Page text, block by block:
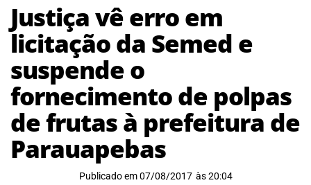
Justiça vê erro em
licitação da Semed e
suspende o
fornecimento de polpas
de frutas à prefeitura de
Parauapebas
Publicado em 07/08/2017 às 20:04